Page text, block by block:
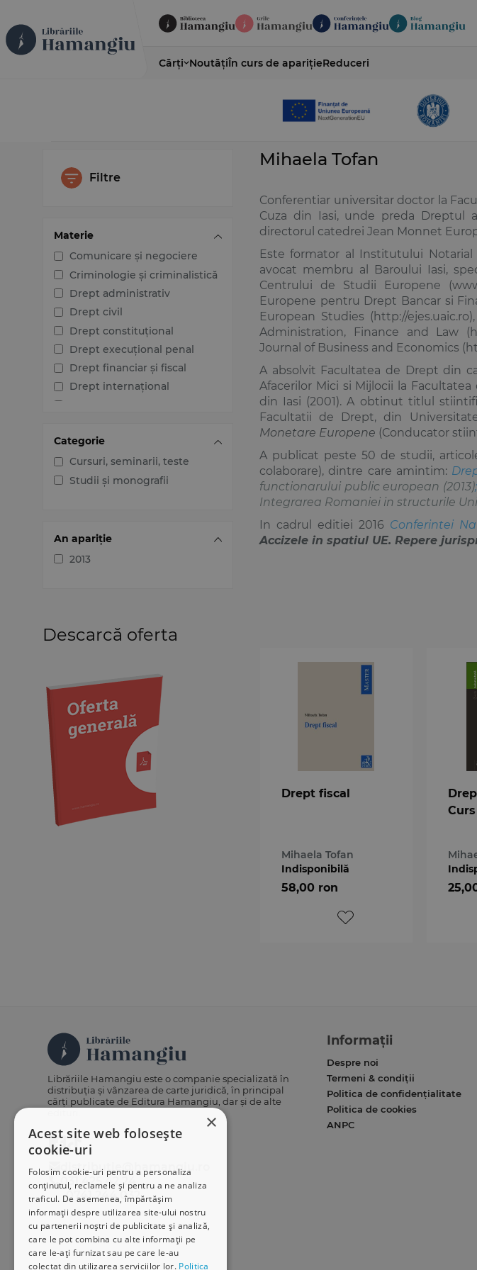
Cărți NoutățiÎn curs de aparițieReduceri
Filtre
Materie
Comunicare și negociere
Criminologie și criminalistică
Drept administrativ
Drept civil
Drept constituțional
Drept execuțional penal
Drept financiar și fiscal
Drept internațional
Drept procesual penal
Dreptul afacerilor
Dreptul familiei
Dreptul noilor tehnologii
judecătorești
juridice
Protecția drepturilor omului
Psihologie
Teoria generală a dreptului
Categorie
Cursuri, seminarii, teste
Studii și monografii
An apariție
2013
Descarcă oferta
Mihaela Tofan
Conferentiar universitar doctor la
Cuza din Iasi, unde preda Dreptul
directorul catedrei Jean Monnet
Este formator al Institutului
avocat membru al Baroului Iasi,
Centrului de Studii Europene
Europene pentru Drept Bancar si
European Studies (http://
Administration, Finance and Law
Journal of Business and Economics
A absolvit Facultatea de Drept din
Afacerilor Mici si Mijlocii la
din Iasi (2001). A obtinut titlul
Facultatii de Drept, din
Monetare Europene (Conducator
A publicat peste 50 de studii,
colaborare), dintre care amintim:
functionarului public european (2013);
Integrarea Romaniei in structurile
In cadrul editiei 2016 Conferintei
Accizele in spatiul UE. Repere
Drept fiscal
Mihaela Tofan
Indisponibilă
58,00 ron
×
Acest site web folosește
cookie-uri
Folosim cookie-uri pentru a personaliza
conținutul, reclamele și pentru a ne analiza
traficul. De asemenea, împărtășim
informații despre utilizarea site-ului nostru
cu partenerii noștri de publicitate și analiză,
care le pot combina cu alte informații pe
care le-ați furnizat sau pe care le-au
colectat din utilizarea serviciilor lor. Politica
Librăriile Hamangiu este o companie specializată în
distribuția și vânzarea de carte juridică, în principal
cărți publicate de Editura Hamangiu, dar și de alte
distributie@hamangiu.ro
031 425 42 24
0741 244 032
Informații
Despre noi
Termeni & condiții
Politica de confidențialitate
Politica de cookies
ANPC